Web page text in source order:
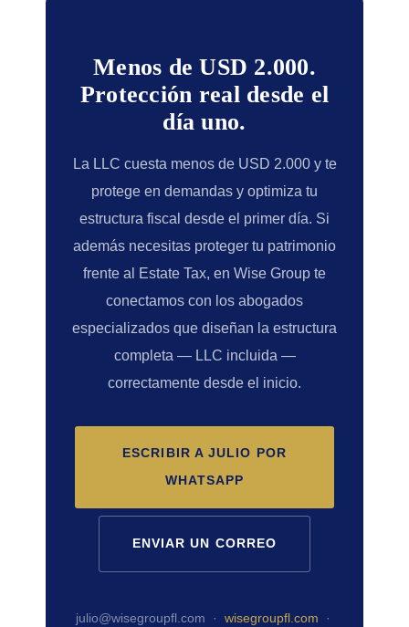
Menos de USD 2.000.
Protección real desde el
día uno.
La LLC cuesta menos de USD 2.000 y te
protege en demandas y optimiza tu
estructura fiscal desde el primer día. Si
además necesitas proteger tu patrimonio
frente al Estate Tax, en Wise Group te
conectamos con los abogados
especializados que diseñan la estructura
completa — LLC incluida —
correctamente desde el inicio.
ESCRIBIR A JULIO POR
WHATSAPP
ENVIAR UN CORREO
julio@wisegroupfl.com · wisegroupfl.com ·